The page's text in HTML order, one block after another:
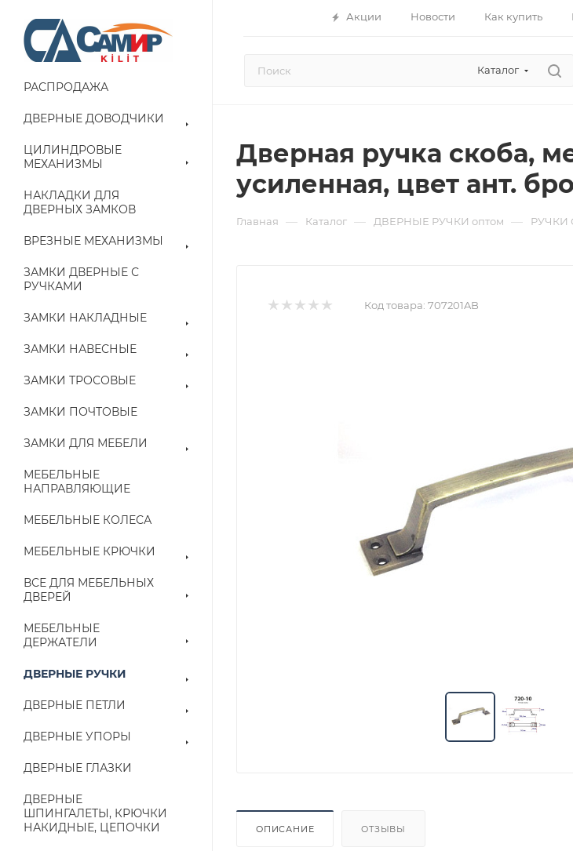
Акции Новости Как купить
Каталог
РАСПРОДАЖА
ДВЕРНЫЕ ДОВОДЧИКИ
ЦИЛИНДРОВЫЕ
МЕХАНИЗМЫ
НАКЛАДКИ ДЛЯ
ДВЕРНЫХ ЗАМКОВ
ВРЕЗНЫЕ МЕХАНИЗМЫ
ЗАМКИ ДВЕРНЫЕ С
РУЧКАМИ
ЗАМКИ НАКЛАДНЫЕ
ЗАМКИ НАВЕСНЫЕ
ЗАМКИ ТРОСОВЫЕ
ЗАМКИ ПОЧТОВЫЕ
ЗАМКИ ДЛЯ МЕБЕЛИ
МЕБЕЛЬНЫЕ
НАПРАВЛЯЮЩИЕ
МЕБЕЛЬНЫЕ КОЛЕСА
МЕБЕЛЬНЫЕ КРЮЧКИ
ВСЕ ДЛЯ МЕБЕЛЬНЫХ
ДВЕРЕЙ
МЕБЕЛЬНЫЕ
ДЕРЖАТЕЛИ
ДВЕРНЫЕ РУЧКИ
ДВЕРНЫЕ ПЕТЛИ
ДВЕРНЫЕ УПОРЫ
ДВЕРНЫЕ ГЛАЗКИ
ДВЕРНЫЕ
ШПИНГАЛЕТЫ, КРЮЧКИ
НАКИДНЫЕ, ЦЕПОЧКИ
Дверная ручка скоба,
усиленная, цвет ант.
Главная — Каталог — ДВЕРНЫЕ РУЧКИ оптом — РУЧКИ
Код товара: 707201AB
ОПИСАНИЕ ОТЗЫВЫ